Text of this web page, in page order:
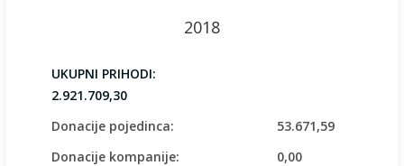
2018
UKUPNI PRIHODI:
2.921.709,30
Donacije pojedinca:
53.671,59
Donacije kompanije:
0,00